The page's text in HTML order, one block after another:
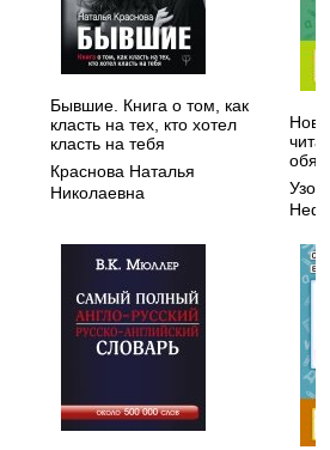
Бывшие. Книга о том, как
класть на тех, кто хотел
класть на тебя
Краснова Наталья
Николаевна